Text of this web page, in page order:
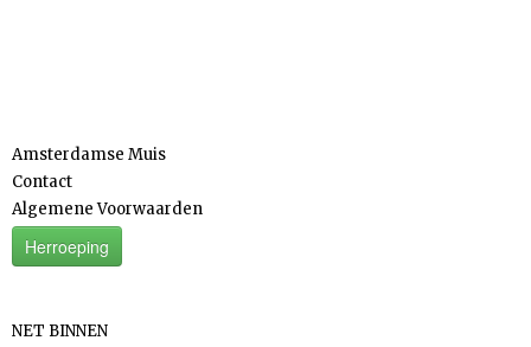
Amsterdamse Muis
Contact
Algemene Voorwaarden
Herroeping
NET BINNEN